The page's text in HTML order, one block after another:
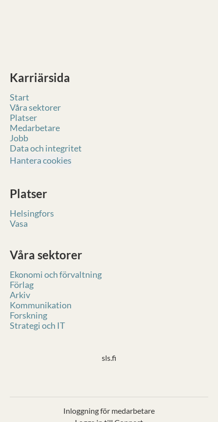
Karriärsida
Start
Våra sektorer
Platser
Medarbetare
Jobb
Data och integritet
Hantera cookies
Platser
Helsingfors
Vasa
Våra sektorer
Ekonomi och förvaltning
Förlag
Arkiv
Kommunikation
Forskning
Strategi och IT
sls.fi
Inloggning för medarbetare